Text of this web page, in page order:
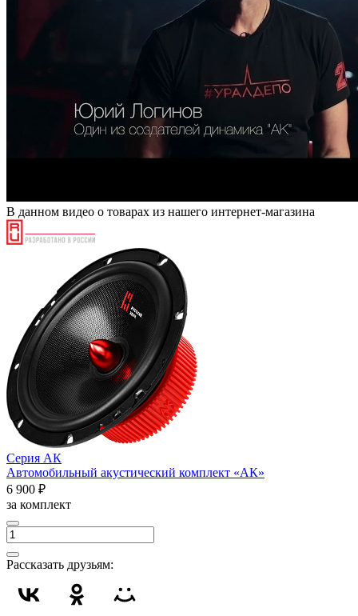
В данном видео о товарах из нашего интернет-магазина
Серия АК
Автомобильный акустический комплект «АК»
6 900 ₽
за комплект
Рассказать друзьям: